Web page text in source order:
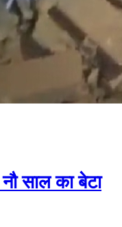
साल का बेटा